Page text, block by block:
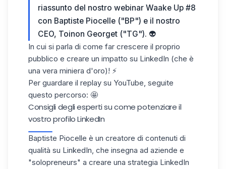
riassunto del nostro webinar Waake Up #8
con Baptiste Piocelle ("BP") e il nostro
CEO, Toinon Georget ("TG"). 👽
In cui si parla di come far crescere il proprio
pubblico e creare un impatto su LinkedIn (che è
una vera miniera d'oro)! ⚡
Per guardare il replay su YouTube, seguite
questo percorso: 🤩
Consigli degli esperti su come potenziare il
vostro profilo LinkedIn
Baptiste Piocelle è un creatore di contenuti di
qualità su LinkedIn, che insegna ad aziende e
"solopreneurs" a creare una strategia LinkedIn